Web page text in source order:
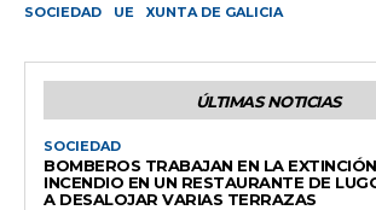
SOCIEDAD
UE XUNTA DE GALICIA
ÚLTIMAS NOTICIAS
SOCIEDAD
BOMBEROS TRABAJAN EN LA
INCENDIO EN UN RESTAURANTE DE
A DESALOJAR VARIAS TERRAZAS